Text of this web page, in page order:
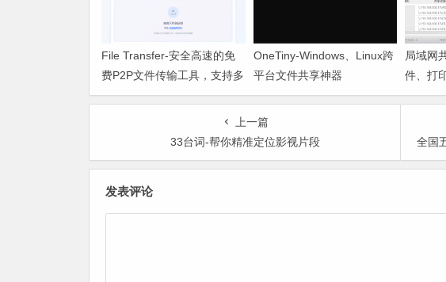
File Transfer-安全高速的免
费P2P文件传输工具，支持多
平台无缝互通
OneTiny-Windows、Linux跨
平台文件共享神器
局域网
件、打
上一篇
33台词-帮你精准定位影视片段
全国
发表评论